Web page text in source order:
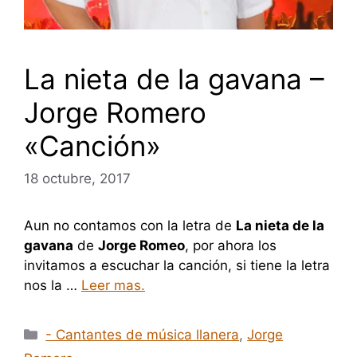
La nieta de la gavana –
Jorge Romero
«Canción»
18 octubre, 2017
Aun no contamos con la letra de La nieta de la
gavana de Jorge Romeo, por ahora los
invitamos a escuchar la canción, si tiene la letra
nos la … Leer mas.
Categorías
- Cantantes de música llanera,Jorge